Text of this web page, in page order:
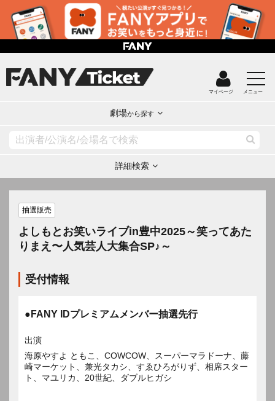
マイページ メニュー
劇場から探す
詳細検索
抽選販売
よしもとお笑いライブin豊中2025～笑ってあた
りまえ〜人気芸人大集合SP♪～
受付情報
●FANY IDプレミアムメンバー抽選先行
出演
海原やすよ ともこ、COWCOW、スーパーマラドーナ、藤
崎マーケット、兼光タカシ、すゑひろがりず、相席スター
ト、マユリカ、20世紀、ダブルヒガシ